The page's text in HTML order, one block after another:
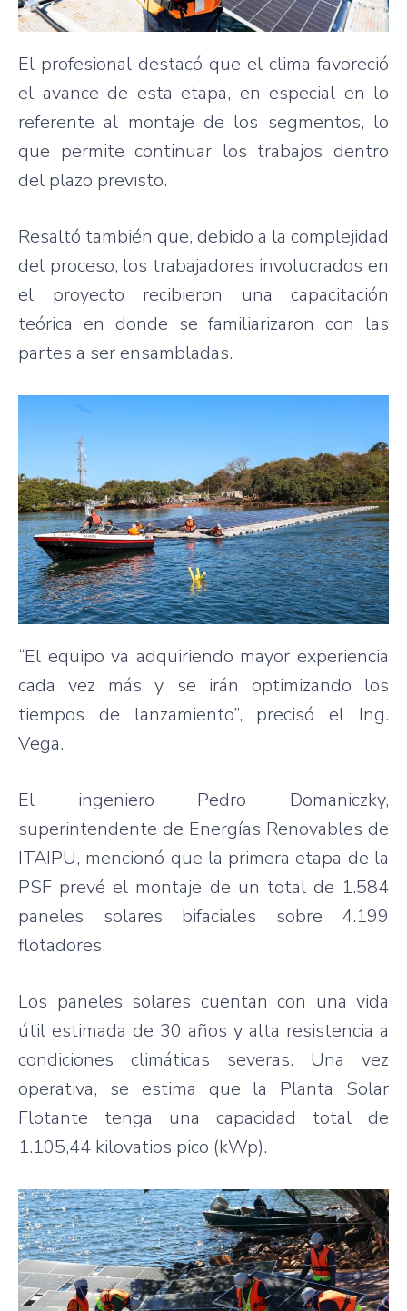
El profesional destacó que el clima favoreció
el avance de esta etapa, en especial en lo
referente al montaje de los segmentos, lo
que permite continuar los trabajos dentro
del plazo previsto.
Resaltó también que, debido a la complejidad
del proceso, los trabajadores involucrados en
el proyecto recibieron una capacitación
teórica en donde se familiarizaron con las
partes a ser ensambladas.
“El equipo va adquiriendo mayor experiencia
cada vez más y se irán optimizando los
tiempos de lanzamiento”, precisó el Ing.
Vega.
El ingeniero Pedro Domaniczky,
superintendente de Energías Renovables de
ITAIPU, mencionó que la primera etapa de la
PSF prevé el montaje de un total de 1.584
paneles solares bifaciales sobre 4.199
flotadores.
Los paneles solares cuentan con una vida
útil estimada de 30 años y alta resistencia a
condiciones climáticas severas. Una vez
operativa, se estima que la Planta Solar
Flotante tenga una capacidad total de
1.105,44 kilovatios pico (kWp).